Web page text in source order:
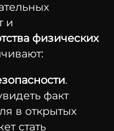
и
физических
.
факт
в открытых
стать